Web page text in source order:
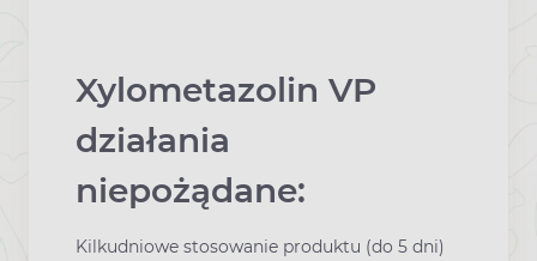
Xylometazolin VP
działania
niepożądane:
Kilkudniowe stosowanie produktu (do 5 dni)